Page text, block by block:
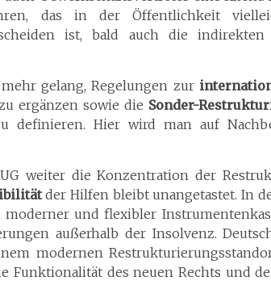
das in der Öffentlichkeit
ist, bald auch die
gelang, Regelungen zur
ergänzen sowie die Sonder-
definieren. Hier wird man auf
weiter die Konzentration der
der Hilfen bleibt unangetastet. In
moderner und flexibler
außerhalb der Insolvenz.
modernen
Funktionalität des neuen Rechts und